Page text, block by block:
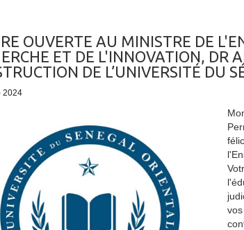
OUVERTE AU MINISTRE DE
ET DE L'INNOVATION, DR
DE L’UNIVERSITÉ DU
2024